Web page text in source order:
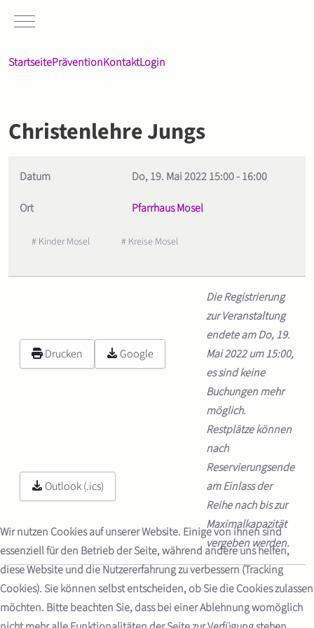
Mobile Menu Toggle
StartseitePräventionKontaktLogin
Christenlehre Jungs
Datum Do, 19. Mai 202215:00-16:00
Ort Pfarrhaus Mosel
# Kinder Mosel # Kreise Mosel
Drucken Google
Outlook (.ics)
Die Registrierung
zur Veranstaltung
endete am Do, 19.
Mai 2022 um 15:00,
es sind keine
Buchungen mehr
möglich.
Restplätze können
nach
Reservierungsende
am Einlass der
Reihe nach bis zur
Maximalkapazität
vergeben werden.
Wir nutzen Cookies auf unserer Website. Einige von ihnen sind
essenziell für den Betrieb der Seite, während andere uns helfen,
diese Website und die Nutzererfahrung zu verbessern (Tracking
Cookies). Sie können selbst entscheiden, ob Sie die Cookies zulassen
möchten. Bitte beachten Sie, dass bei einer Ablehnung womöglich